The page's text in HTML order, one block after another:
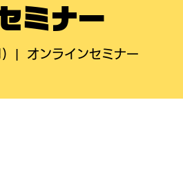
ミナー
オンラインセミナー